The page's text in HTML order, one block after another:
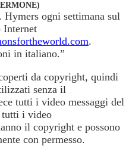
ogni settimana sul
Internet
.
in italiano.”
da copyright, quindi
senza il
tutti i video messaggi del
tutti i video
il copyright e possono
con permesso.